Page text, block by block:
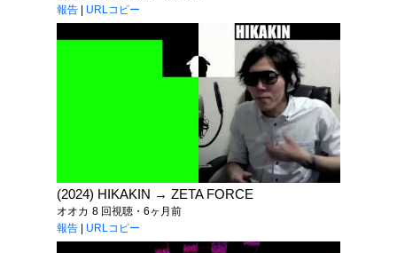
報告
URLコピー
(2024) HIKAKIN → ZETA FORCE
オオカ 8 回視聴・6ヶ月前
報告
URLコピー